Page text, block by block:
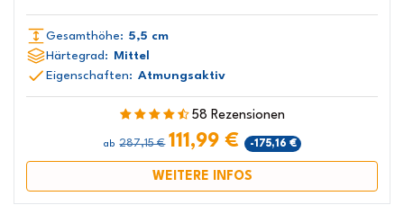
Gesamthöhe: 5,5 cm
Härtegrad:
Mittel
Eigenschaften: Atmungsaktiv
58 Rezensionen
ab 287,15 € 111,99 € -175,16 €
WEITERE INFOS